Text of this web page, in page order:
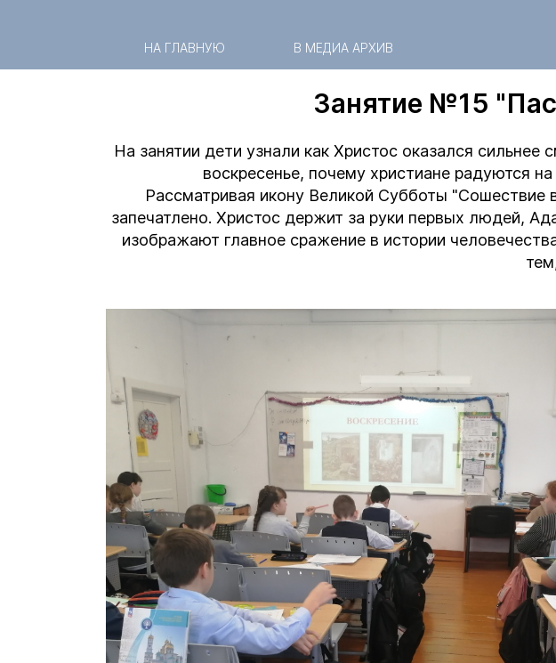
НА ГЛАВНУЮ В МЕДИА АРХИВ
Занятие №15
На занятии дети узнали как Христос оказался
воскресенье, почему христиане радуются
Рассматривая икону Великой Субботы "Сошествие
запечатлено. Христос держит за руки первых людей,
изображают главное сражение в истории